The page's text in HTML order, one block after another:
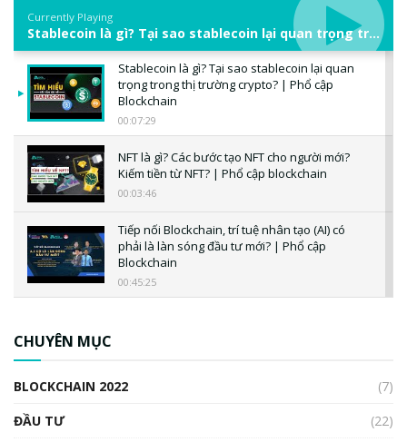
Currently Playing
Stablecoin là gì? Tại sao stablecoin lại quan trọng trong thị trường crypto? | Phổ cập Blockchain
Stablecoin là gì? Tại sao stablecoin lại quan
trọng trong thị trường crypto? | Phổ cập
Blockchain
00:07:29
NFT là gì? Các bước tạo NFT cho người mới?
Kiếm tiền từ NFT? | Phổ cập blockchain
00:03:46
Tiếp nối Blockchain, trí tuệ nhân tạo (AI) có
phải là làn sóng đầu tư mới? | Phổ cập
Blockchain
00:45:25
CHUYÊN MỤC
BLOCKCHAIN 2022
(7)
ĐẦU TƯ
(22)